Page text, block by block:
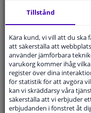
Ställ din
Modellmatchande
Fyll i ditt
Tillstånd
Kära kund, vi vill att du ska
att säkerställa att
använder jämförbara
varukorg kommer ihåg
register över dina
för statistik för att avgöra
kan vi skräddarsy våra
säkerställa att vi erbjuder
erbjudanden i fönstret åt